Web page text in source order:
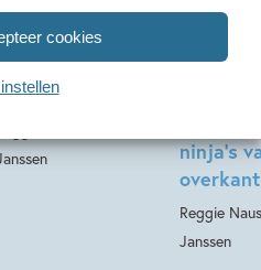
cookies
leer lezen met
– Wij
piraten!
ninja’s
overkant
Reggie
Janssen